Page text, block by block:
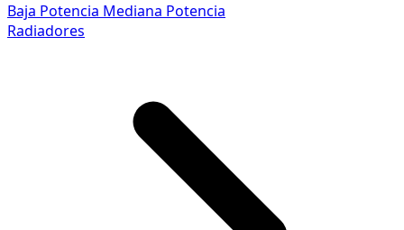
Baja Potencia Mediana Potencia
Radiadores